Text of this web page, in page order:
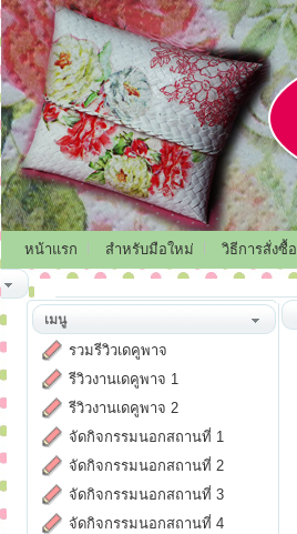
หน้าแรก สำหรับมือใหม่ วิธีการสั่งซื้อ
เมนู
รวมรีวิวเดคูพาจ
รีวิวงานเดคูพาจ 1
รีวิวงานเดคูพาจ 2
จัดกิจกรรมนอกสถานที่ 1
จัดกิจกรรมนอกสถานที่ 2
จัดกิจกรรมนอกสถานที่ 3
จัดกิจกรรมนอกสถานที่ 4